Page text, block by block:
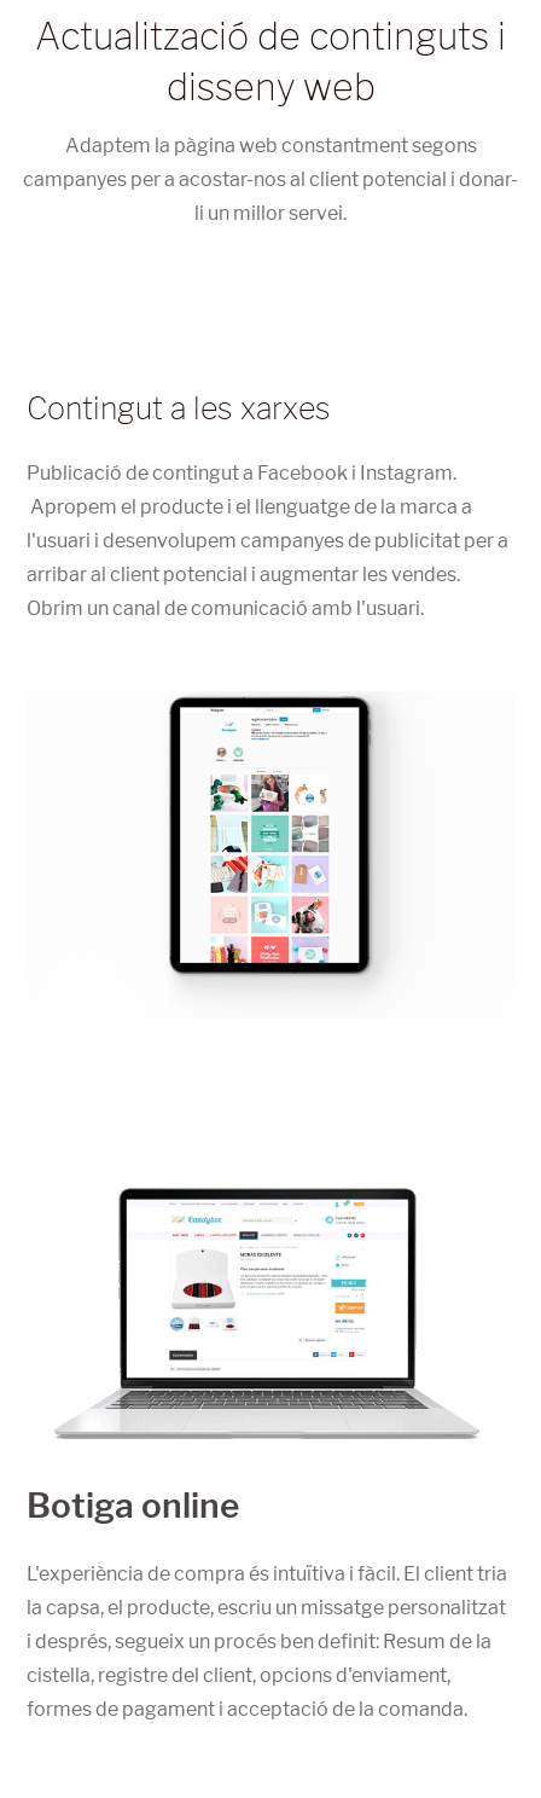
Actualització de continguts i
disseny web
Adaptem la pàgina web constantment segons
campanyes per a acostar-nos al client potencial i donar-
li un millor servei.
Contingut a les xarxes
Publicació de contingut a Facebook i Instagram.
Apropem el producte i el llenguatge de la marca a
l'usuari i desenvolupem campanyes de publicitat per a
arribar al client potencial i augmentar les vendes.
Obrim un canal de comunicació amb l'usuari.
Botiga online
L'experiència de compra és intuïtiva i fàcil. El client tria
la capsa, el producte, escriu un missatge personalitzat
i després, segueix un procés ben definit: Resum de la
cistella, registre del client, opcions d'enviament,
formes de pagament i acceptació de la comanda.